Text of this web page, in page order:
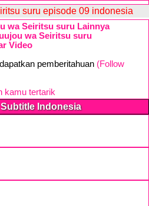
suru episode 09 indonesia
wa Seiritsu suru Lainnya
wa Seiritsu suru
Video
pemberitahuan (Follow
kamu tertarik
Indonesia